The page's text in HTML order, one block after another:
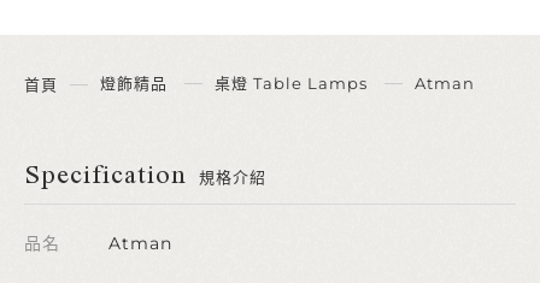
首頁 燈飾精品 桌燈 Table Lamps Atman
Specification 規格介紹
品名 Atman